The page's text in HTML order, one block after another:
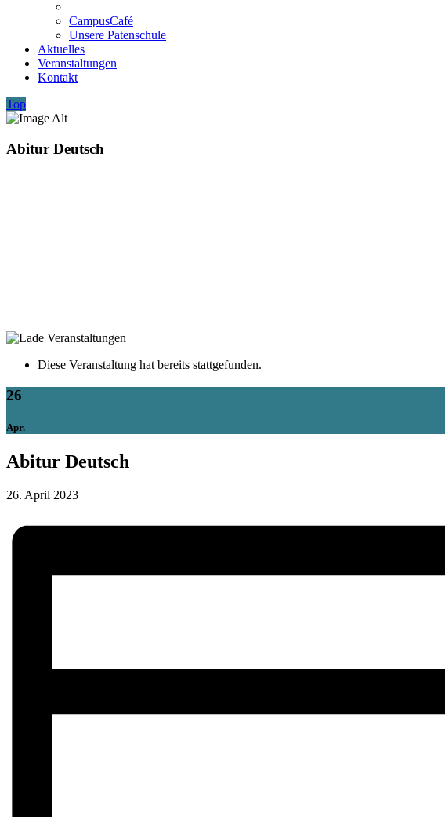
CampusCafé
Unsere Patenschule
Aktuelles
Veranstaltungen
Kontakt
Top
Abitur Deutsch
Diese Veranstaltung hat bereits stattgefunden.
26
Apr.
Abitur Deutsch
26. April 2023